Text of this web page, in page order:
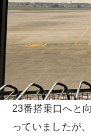
23番搭乗口へと
っていましたが